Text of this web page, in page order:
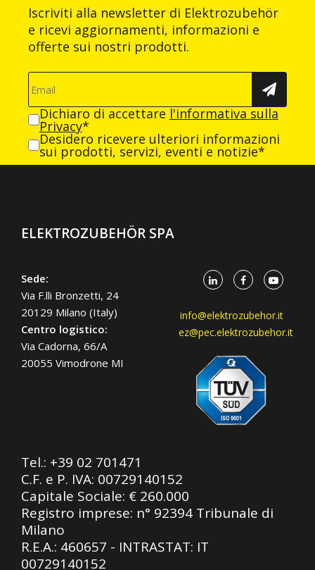
Iscriviti alla newsletter di Elektrozubehör
e ricevi aggiornamenti, informazioni e
offerte sui nostri prodotti.
Dichiaro di accettare l'informativa sulla
Privacy*
Desidero ricevere ulteriori informazioni
sui prodotti, servizi, eventi e notizie*
ELEKTROZUBEHÖR SPA
Sede:
Via F.lli Bronzetti, 24
20129 Milano (Italy)
Centro logistico:
Via Cadorna, 66/A
20055 Vimodrone MI
info@elektrozubehor.it
ez@pec.elektrozubehor.it
Tel.: +39 02 701471
C.F. e P. IVA: 00729140152
Capitale Sociale: € 260.000
Registro imprese: n° 92394 Tribunale di
Milano
R.E.A.: 460657 - INTRASTAT: IT
00729140152